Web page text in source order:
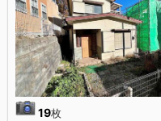
19枚